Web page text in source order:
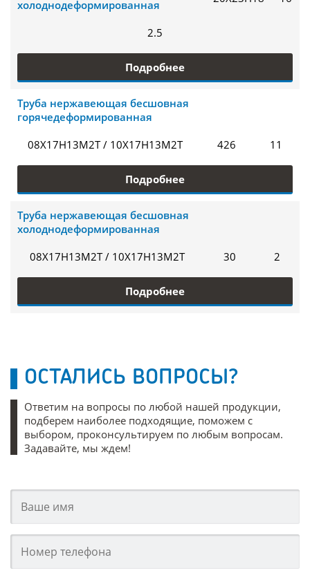
холоднодеформированная
2.5
Подробнее
Труба нержавеющая бесшовная
горячедеформированная
08Х17Н13М2Т / 10Х17Н13М2Т
426 11
Подробнее
Труба нержавеющая бесшовная
холоднодеформированная
08Х17Н13М2Т / 10Х17Н13М2Т
30 2
Подробнее
ОСТАЛИСЬ ВОПРОСЫ?
Ответим на вопросы по любой нашей продукции,
подберем наиболее подходящие, поможем с
выбором, проконсультируем по любым вопросам.
Задавайте, мы ждем!